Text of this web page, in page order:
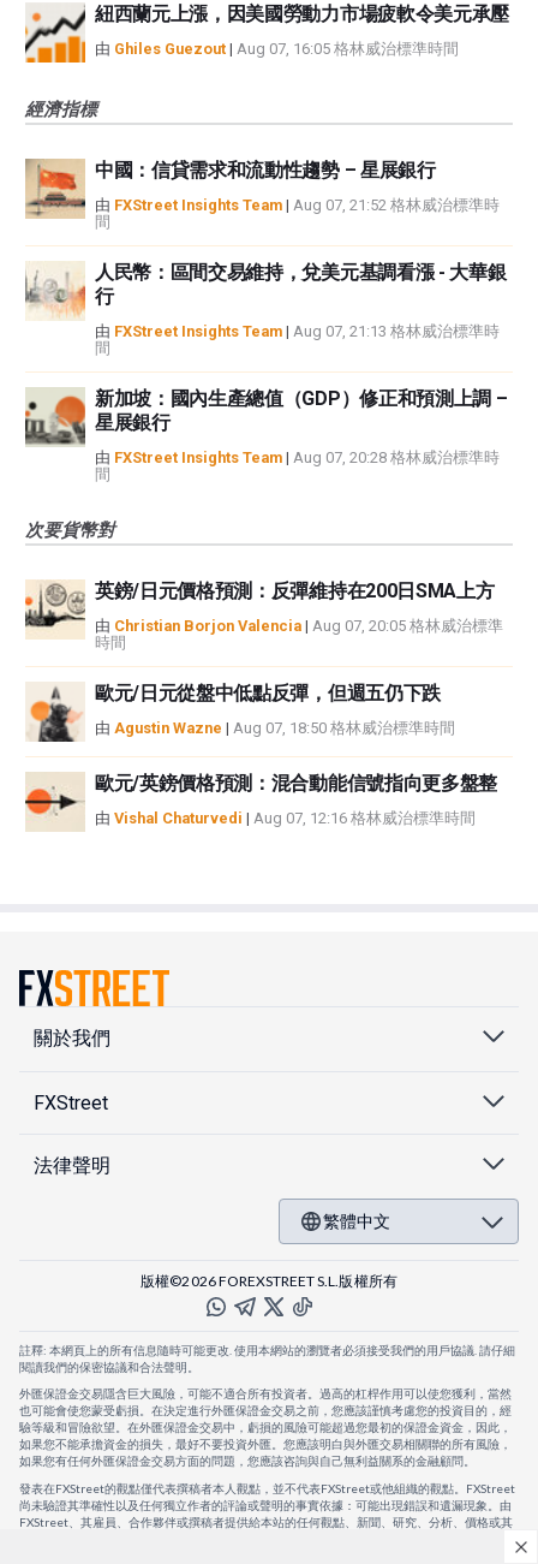
紐西蘭元上漲，因美國勞動力市場疲軟令美元承壓
由 Ghiles Guezout | Aug 07, 16:05 格林威治標準時間
經濟指標
中國：信貸需求和流動性趨勢 – 星展銀行
由 FXStreet Insights Team | Aug 07, 21:52 格林威治標準時
間
人民幣：區間交易維持，兌美元基調看漲 - 大華銀
行
由 FXStreet Insights Team | Aug 07, 21:13 格林威治標準時
間
新加坡：國內生產總值（GDP）修正和預測上調 –
星展銀行
由 FXStreet Insights Team | Aug 07, 20:28 格林威治標準時
間
次要貨幣對
英鎊/日元價格預測：反彈維持在200日SMA上方
由 Christian Borjon Valencia | Aug 07, 20:05 格林威治標準
時間
歐元/日元從盤中低點反彈，但週五仍下跌
由 Agustin Wazne | Aug 07, 18:50 格林威治標準時間
歐元/英鎊價格預測：混合動能信號指向更多盤整
由 Vishal Chaturvedi | Aug 07, 12:16 格林威治標準時間
關於我們
FXStreet
法律聲明
繁體中文
版權©2026 FOREXSTREET S.L.版權所有
註釋: 本網頁上的所有信息隨時可能更改. 使用本網站的瀏覽者必須接受我們的用戶協議. 請仔細
閱讀我們的保密協議和合法聲明。
外匯保證金交易隱含巨大風險，可能不適合所有投資者。過高的杠桿作用可以使您獲利，當然
也可能會使您蒙受虧損。在決定進行外匯保證金交易之前，您應該謹慎考慮您的投資目的，經
驗等級和冒險欲望。在外匯保證金交易中，虧損的風險可能超過您最初的保證金資金，因此，
如果您不能承擔資金的損失，最好不要投資外匯。您應該明白與外匯交易相關聯的所有風險，
如果您有任何外匯保證金交易方面的問題，您應該咨詢與自己無利益關系的金融顧問。
發表在FXStreet的觀點僅代表撰稿者本人觀點，並不代表FXStreet或他組織的觀點。FXStreet
尚未驗證其準確性以及任何獨立作者的評論或聲明的事實依據：可能出現錯誤和遺漏現象。由
FXStreet、其雇員、合作夥伴或撰稿者提供給本站的任何觀點、新聞、研究、分析、價格或其